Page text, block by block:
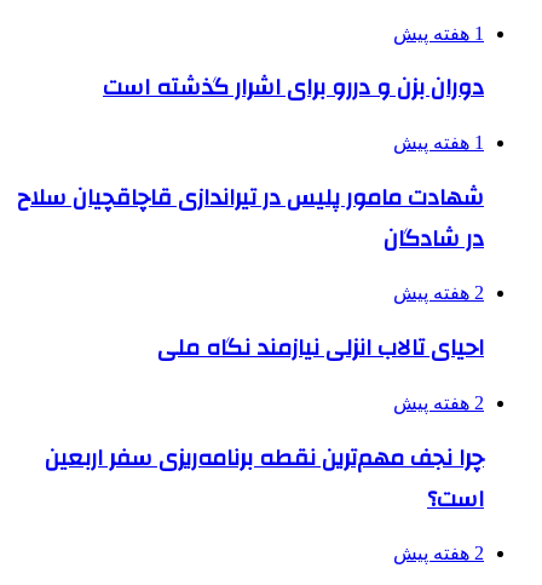
1 هفته پیش
دوران بزن و دررو برای اشرار گذشته است
1 هفته پیش
شهادت مامور پلیس در تیراندازی قاچاقچیان سلاح
در شادگان
2 هفته پیش
احیای تالاب انزلی نیازمند نگاه ملی
2 هفته پیش
چرا نجف مهم‌ترین نقطه برنامه‌ریزی سفر اربعین
است؟
2 هفته پیش